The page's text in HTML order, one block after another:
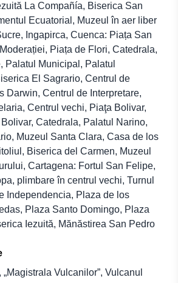
La Compañía, Biserica San
Ecuatorial, Muzeul în aer liber
Ingapirca, Cuenca: Piața San
Piața de Flori, Catedrala,
Palatul Municipal, Palatul
El Sagrario, Centrul de
Darwin, Centrul de Interpretare,
Centrul vechi, Piaţa Bolivar,
Catedrala, Palatul Narino,
Muzeul Santa Clara, Casa de los
Biserica del Carmen, Muzeul
Cartagena: Fortul San Felipe,
plimbare în centrul vechi, Turnul
Independencia, Plaza de los
Plaza Santo Domingo, Plaza
Iezuită, Mănăstirea San Pedro
Vulcanilor”, Vulcanul